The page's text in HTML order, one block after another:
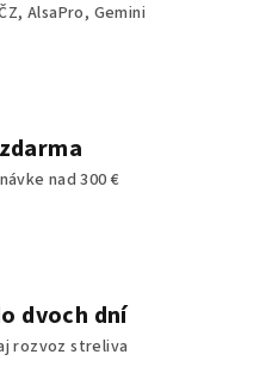
AlsaPro, Gemini
nad 300 €
dvoch dní
rozvoz streliva